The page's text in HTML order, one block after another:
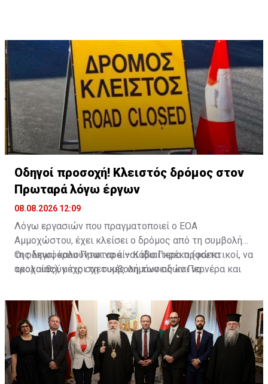
Οδηγοί προσοχή! Κλειστός δρόμος στον
Πρωταρά λόγω έργων
08.08.2026 12:09
Λόγω εργασιών που πραγματοποιεί ο ΕΟΑ
Αμμοχώστου, έχει κλείσει ο δρόμος από τη συμβολή
της λεωφόρου Πρωταρά – Κάβο Γκρέκο (φώτα
τροχαίας), μέχρι τη συμβολή των οδών Περνέρα και
Οι οδηγοί καλούνται να είναι ιδιαίτερα προσεκτικοί, να
ακολουθούν τις σχετικές σημάνσεις και να